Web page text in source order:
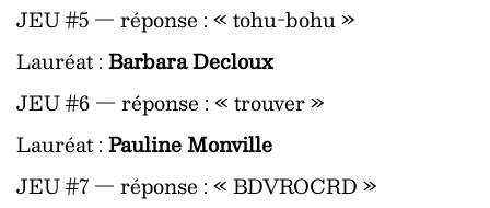
JEU #5 — réponse : « tohu-bohu »
Lauréat :Barbara Decloux
JEU #6 — réponse : « trouver »
Lauréat :Pauline Monville
JEU #7 — réponse : « BDVROCRD »